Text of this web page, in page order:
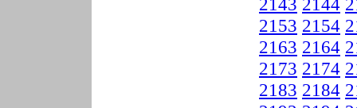
2153 2154
2163 2164
2173 2174
2183 2184